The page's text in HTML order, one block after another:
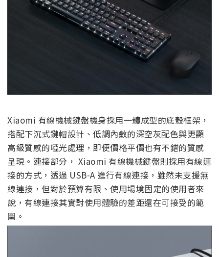
Xiaomi 有線機械鍵盤機身採用一體成型的底殼框架，
搭配下沉式鍵帽設計、低調內斂的深空灰配色與更顯
高級質感的啞光處理，即便價格平價也有不錯的質感
呈現。連接部分， Xiaomi 有線機械鍵盤則採用有線連
接的方式，透過 USB-A 進行有線連接，雖然未支援無
線連接，但對於預算有限、使用場境固定的使用者來
說，有線連接其實對使用體驗的差距還在可接受的範
圍。